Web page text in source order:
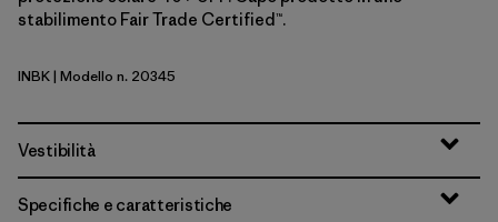
stabilimento Fair Trade Certified™.
Ink Black
INBK| Modello n. 20345
Vestibilità
Specifiche e caratteristiche